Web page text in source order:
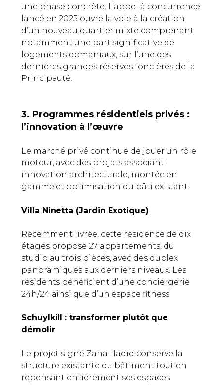
une phase concrète. L’appel à concurrence
lancé en 2025 ouvre la voie à la création
d’un nouveau quartier mixte comprenant
notamment une part significative de
logements domaniaux, sur l’une des
dernières grandes réserves foncières de la
Principauté.
3. Programmes résidentiels privés :
l’innovation à l’œuvre
Le marché privé continue de jouer un rôle
moteur, avec des projets associant
innovation architecturale, montée en
gamme et optimisation du bâti existant.
Villa Ninetta (Jardin Exotique)
Récemment livrée, cette résidence de dix
étages propose 27 appartements, du
studio au trois pièces, avec des duplex
panoramiques aux derniers niveaux. Les
résidents bénéficient d’une conciergerie
24h/24 ainsi que d’un espace fitness.
Schuylkill : transformer plutôt que
démolir
Le projet signé Zaha Hadid conserve la
structure existante du bâtiment tout en
repensant entièrement ses espaces